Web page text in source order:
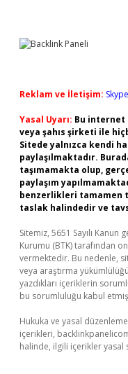
Reklam ve İletişim:
Yasal Uyarı: Bu internet
veya şahıs şirketi ile
Sitede yalnızca kendi
paylaşılmaktadır.
taşımamakta olup,
paylaşım
benzerlikleri tamamen
taslak halindedir ve
Sitemiz, 5651 Sayılı
Kurumu (BTK) tarafından
vermektedir. Bu nedenle,
veya araştırma
yazdıkları içeriklerin
bu sorumluluğu kabul etmiş
Hukuka ve yasal
içerikleri,
halinde, ilgili içerikler yasal